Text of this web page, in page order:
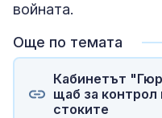
войната.
Още по темата
Кабинетът
щаб за контрол
стоките